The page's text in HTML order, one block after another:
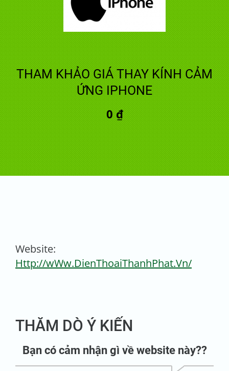
THAM KHẢO GIÁ THAY KÍNH CẢM
ỨNG IPHONE
0 ₫
Website:
Http://wWw.DienThoaiThanhPhat.Vn/
THĂM DÒ Ý KIẾN
Bạn có cảm nhận gì về website này??